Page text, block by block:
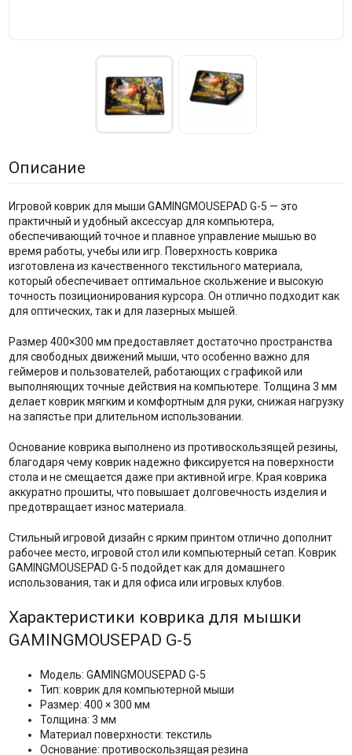
Описание
Игровой коврик для мыши GAMINGMOUSEPAD G-5 — это
практичный и удобный аксессуар для компьютера,
обеспечивающий точное и плавное управление мышью во
время работы, учебы или игр. Поверхность коврика
изготовлена из качественного текстильного материала,
который обеспечивает оптимальное скольжение и высокую
точность позиционирования курсора. Он отлично подходит как
для оптических, так и для лазерных мышей.
Размер 400×300 мм предоставляет достаточно пространства
для свободных движений мыши, что особенно важно для
геймеров и пользователей, работающих с графикой или
выполняющих точные действия на компьютере. Толщина 3 мм
делает коврик мягким и комфортным для руки, снижая нагрузку
на запястье при длительном использовании.
Основание коврика выполнено из противоскользящей резины,
благодаря чему коврик надежно фиксируется на поверхности
стола и не смещается даже при активной игре. Края коврика
аккуратно прошиты, что повышает долговечность изделия и
предотвращает износ материала.
Стильный игровой дизайн с ярким принтом отлично дополнит
рабочее место, игровой стол или компьютерный сетап. Коврик
GAMINGMOUSEPAD G-5 подойдет как для домашнего
использования, так и для офиса или игровых клубов.
Характеристики коврика для мышки
GAMINGMOUSEPAD G-5
Модель: GAMINGMOUSEPAD G-5
Тип: коврик для компьютерной мыши
Размер: 400 × 300 мм
Толщина: 3 мм
Материал поверхности: текстиль
Основание: противоскользящая резина